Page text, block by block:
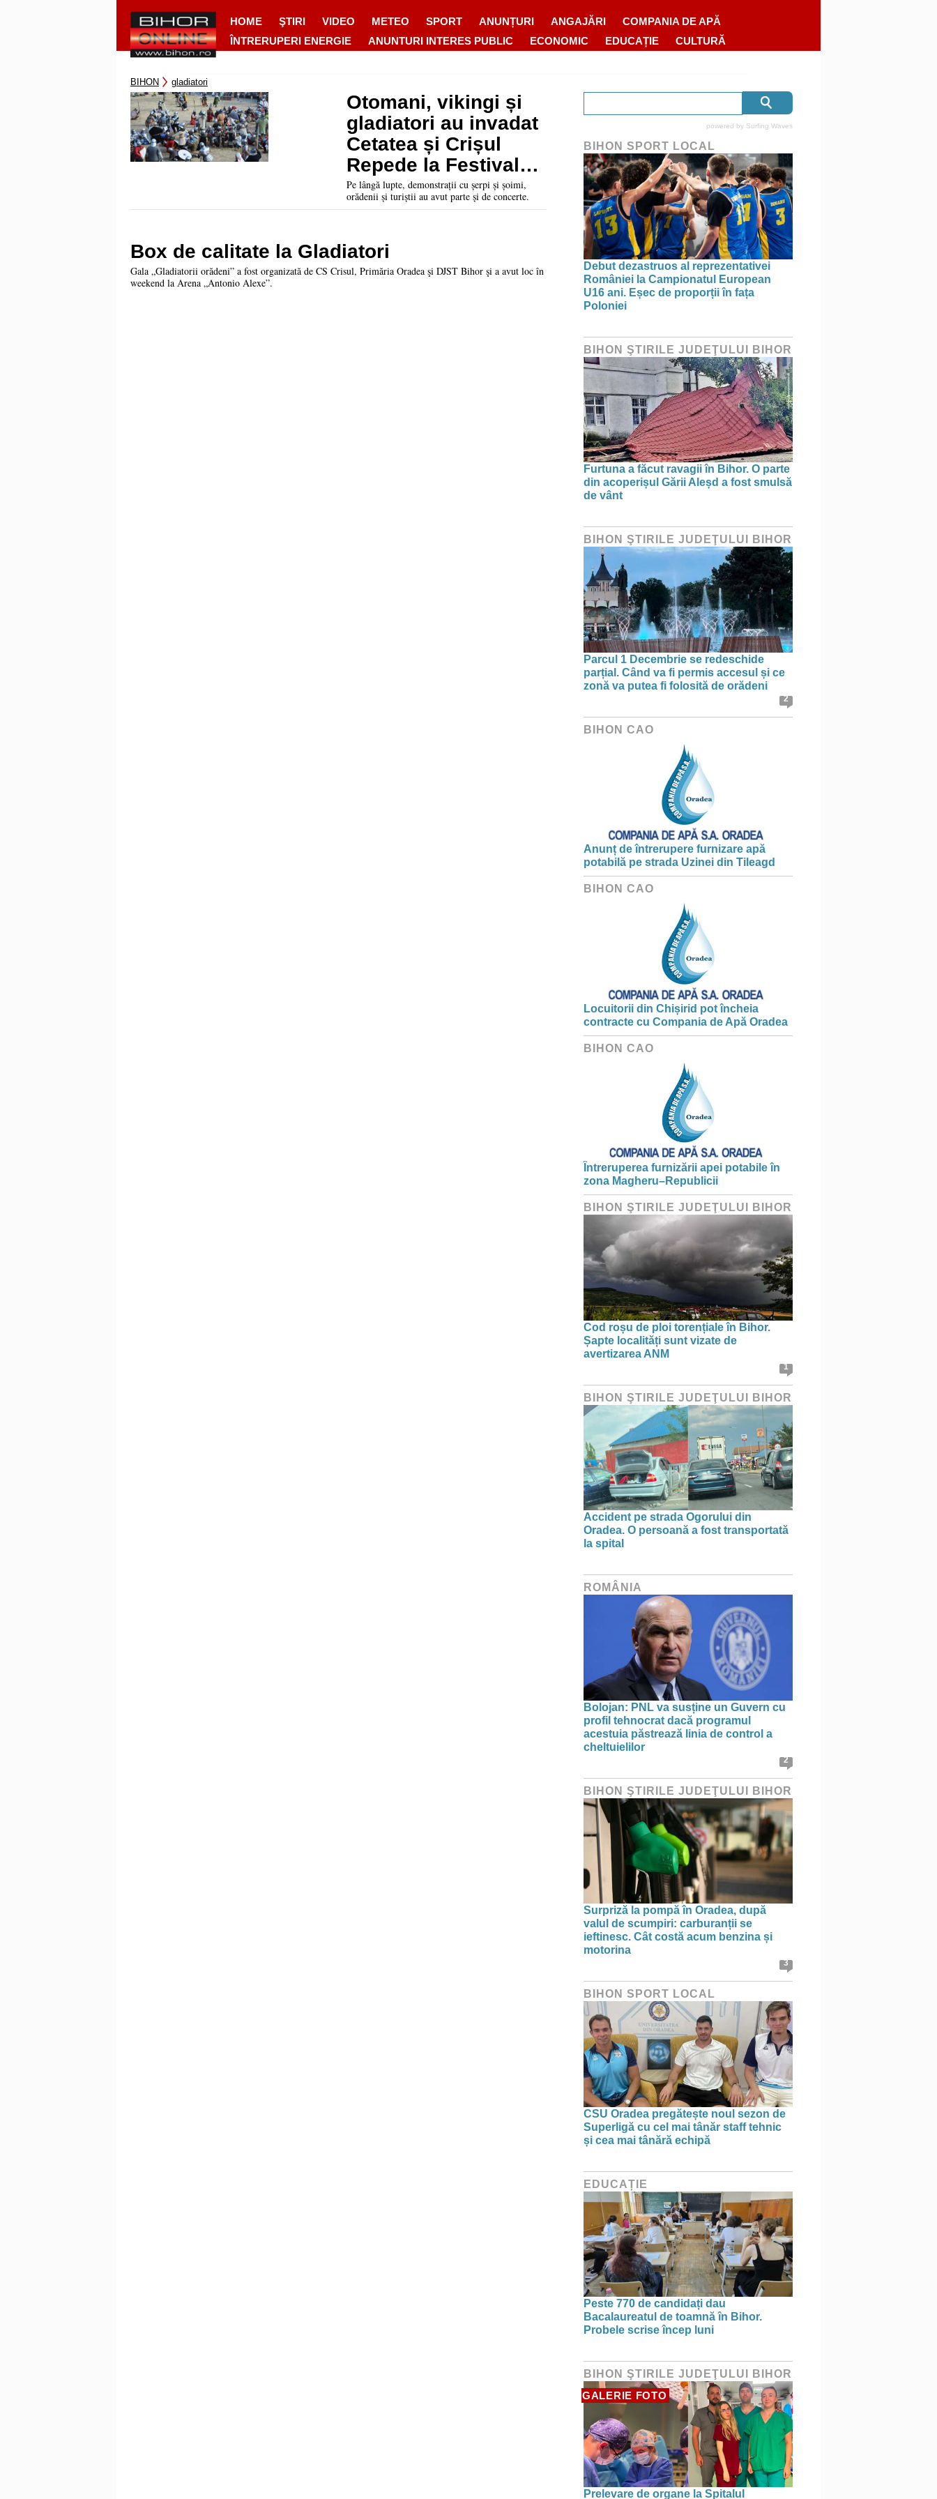
HOME ŞTIRI VIDEO METEO SPORT ANUNȚURI ANGAJĂRI
COMPANIA DE APĂ
ÎNTRERUPERI ENERGIE
ANUNTURI INTERES PUBLIC ECONOMIC EDUCAȚIE CULTURĂ
BIHON gladiatori
Otomani, vikingi și
gladiatori au invadat
Cetatea și Crișul
Repede la Festivalul
Medieval Oradea
Pe lângă lupte, demonstrații cu șerpi și șoimi,
orădenii și turiștii au avut parte și de concerte.
Box de calitate la Gladiatori
Gala „Gladiatorii orădeni” a fost organizată de CS Crisul, Primăria Oradea şi DJST Bihor şi a avut loc în
weekend la Arena „Antonio Alexe”.
powered by Surfing Waves
BIHON SPORT LOCAL
Debut dezastruos al reprezentativei
României la Campionatul European
U16 ani. Eșec de proporții în fața
Poloniei
BIHON ŞTIRILE JUDEŢULUI BIHOR
Furtuna a făcut ravagii în Bihor. O parte
din acoperișul Gării Aleșd a fost smulsă
de vânt
BIHON ŞTIRILE JUDEŢULUI BIHOR
Parcul 1 Decembrie se redeschide
parțial. Când va fi permis accesul și ce
zonă va putea fi folosită de orădeni
2
BIHON CAO
Anunț de întrerupere furnizare apă
potabilă pe strada Uzinei din Tileagd
BIHON CAO
Locuitorii din Chișirid pot încheia
contracte cu Compania de Apă Oradea
BIHON CAO
Întreruperea furnizării apei potabile în
zona Magheru–Republicii
BIHON ŞTIRILE JUDEŢULUI BIHOR
Cod roșu de ploi torențiale în Bihor.
Șapte localități sunt vizate de
avertizarea ANM
1
BIHON ŞTIRILE JUDEŢULUI BIHOR
Accident pe strada Ogorului din
Oradea. O persoană a fost transportată
la spital
ROMÂNIA
Bolojan: PNL va susține un Guvern cu
profil tehnocrat dacă programul
acestuia păstrează linia de control a
cheltuielilor
2
BIHON ŞTIRILE JUDEŢULUI BIHOR
Surpriză la pompă în Oradea, după
valul de scumpiri: carburanții se
ieftinesc. Cât costă acum benzina și
motorina
3
BIHON SPORT LOCAL
CSU Oradea pregătește noul sezon de
Superligă cu cel mai tânăr staff tehnic
și cea mai tânără echipă
EDUCAȚIE
Peste 770 de candidați dau
Bacalaureatul de toamnă în Bihor.
Probele scrise încep luni
BIHON ŞTIRILE JUDEŢULUI BIHOR
GALERIE FOTO
Prelevare de organe la Spitalul